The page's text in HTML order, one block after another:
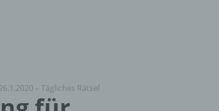
– Tägliches Rätsel